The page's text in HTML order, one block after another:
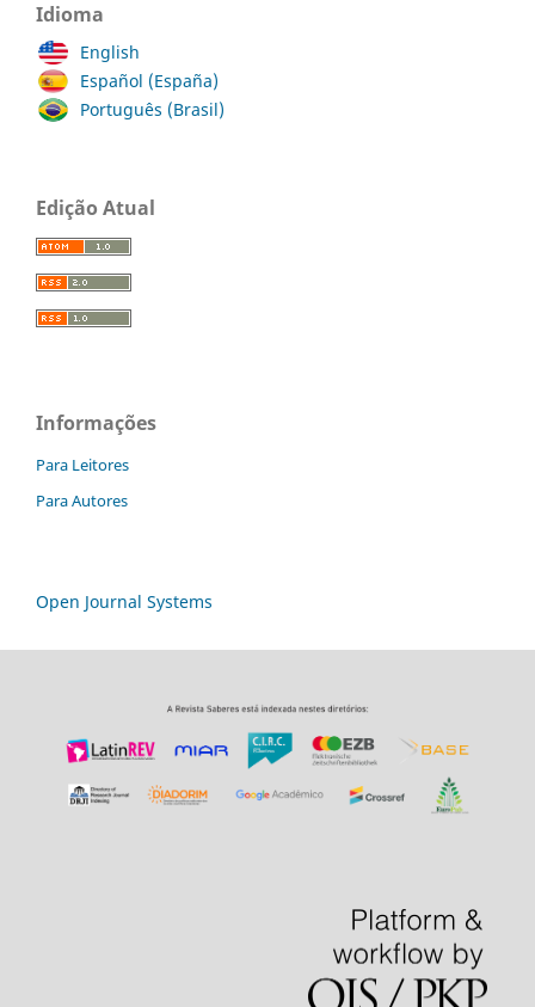
Idioma
English
Español (España)
Português (Brasil)
Edição Atual
Informações
Para Leitores
Para Autores
Open Journal Systems